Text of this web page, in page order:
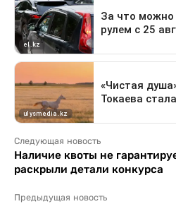
Следующая новость
Наличие квоты не
раскрыли детали конкурса
Предыдущая новость